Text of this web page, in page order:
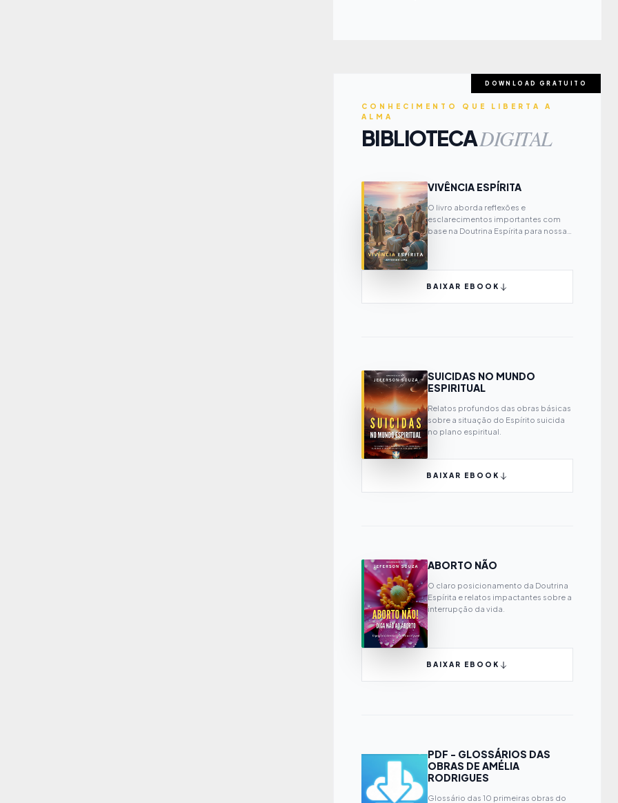
DOWNLOAD GRATUITO
CONHECIMENTO QUE LIBERTA A
ALMA
BIBLIOTECADIGITAL
VIVÊNCIA ESPÍRITA
O livro aborda reflexões e
esclarecimentos importantes com
base na Doutrina Espírita para nossa
própria evolução espiritual.
BAIXAR EBOOK
SUICIDAS NO MUNDO
ESPIRITUAL
Relatos profundos das obras básicas
sobre a situação do Espírito suicida
no plano espiritual.
BAIXAR EBOOK
ABORTO NÃO
O claro posicionamento da Doutrina
Espírita e relatos impactantes sobre a
interrupção da vida.
BAIXAR EBOOK
PDF - GLOSSÁRIOS DAS
OBRAS DE AMÉLIA
RODRIGUES
Glossário das 10 primeiras obras do